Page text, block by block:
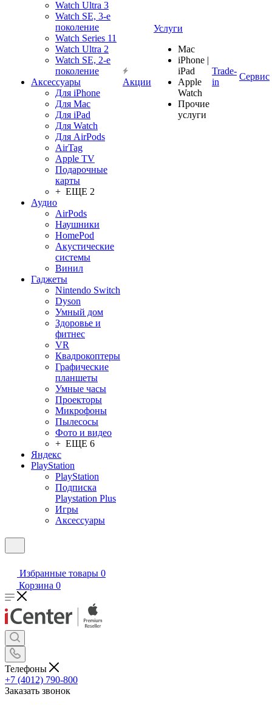
Watch Ultra 3
Watch SE, 3-е
поколение
Watch Series 11
Watch Ultra 2
Watch SE, 2-е
поколение
Аксессуары
Для iPhone
Для Mac
Для iPad
Для Watch
Для AirPods
AirTag
Apple TV
Подарочные
карты
+ ЕЩЕ 2
Аудио
AirPods
Наушники
HomePod
Акустические
системы
Винил
Гаджеты
Nintendo Switch
Dyson
Умный дом
Здоровье и
фитнес
VR
Квадрокоптеры
Графические
планшеты
Умные часы
Проекторы
Микрофоны
Пылесосы
Фото и видео
+ ЕЩЕ 6
Яндекс
PlayStation
PlayStation
Подписка
Playstation Plus
Игры
Аксессуары
Акции
Услуги
Mac
iPhone |
iPad
Apple
Watch
Прочие
услуги
Trade-
in
Сервис
Избранные товары 0
Корзина 0
Телефоны
+7 (4012) 790-800
Заказать звонок